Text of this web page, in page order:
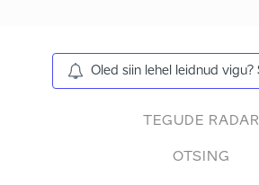
Oled siin lehel leidnud vigu?
TEGUDE RADAR
OTSING